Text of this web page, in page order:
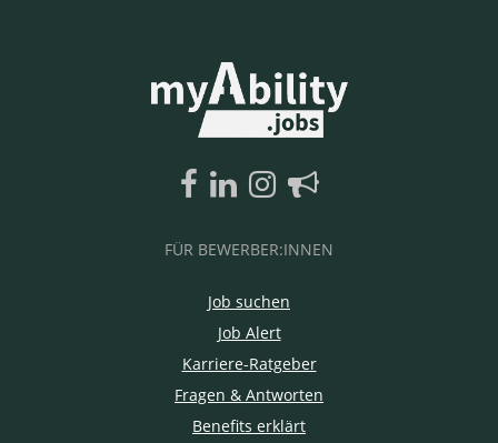
FÜR BEWERBER:INNEN
Job suchen
Job Alert
Karriere-Ratgeber
Fragen & Antworten
Benefits erklärt